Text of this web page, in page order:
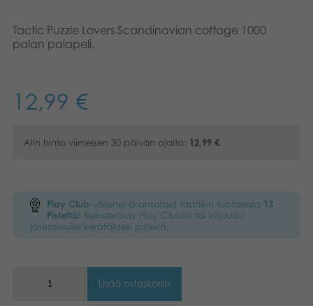
Arkistoidut tuotteet
English
Nederlands
Français
Polski
Deutsch
Tactic Puzzle Lovers Scandinavian cottage 1000
palan palapeli.
12,99 €
Alin hinta viimeisen 30 päivän ajalta: 12,99 €
Play Club -jäsenenä ansaitset tästäkin tuotteesta 13
Pistettä! Rekisteröidy Play Clubiin tai kirjaudu
jäsensivuille kerätäksesi pisteitä.
Lisää ostoskoriin